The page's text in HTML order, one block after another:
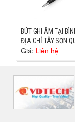
BÚT GHI ÂM TẠI
ĐỊA CHỈ TÂY SƠN
GIAO NGAY
Giá: Liên hệ